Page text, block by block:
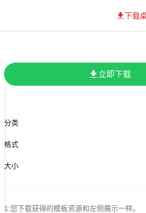
下载
立即下载
分类
格式
大小
1:您下载获得的模板资源和左侧展示一样。